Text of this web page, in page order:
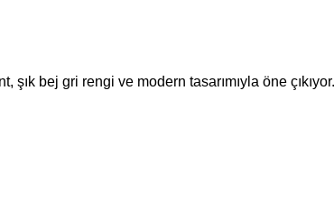
bej gri rengi ve modern tasarımıyla öne çıkıyor.